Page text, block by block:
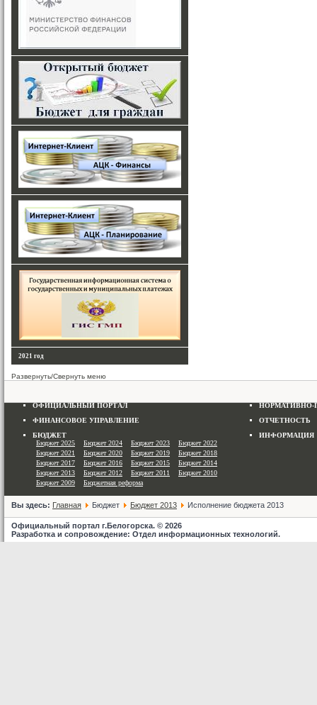
2021 год
Развернуть/Свернуть меню
ОФИЦИАЛЬНЫЙ ПОРТАЛ
ФИНАНСОВОЕ УПРАВЛЕНИЕ
БЮДЖЕТ
Бюджет 2025
Бюджет 2024 Бюджет 2023
Бюджет 2022
Бюджет 2021
Бюджет 2020 Бюджет 2019
Бюджет 2018
Бюджет 2017
Бюджет 2016 Бюджет 2015
Бюджет 2014
Бюджет 2013
Бюджет 2012 Бюджет 2011
Бюджет 2010
Бюджет 2009
Бюджетная реформа
НОРМАТИВНО-
ОТЧЕТНОСТЬ
ИНФОРМАЦИЯ
Вы здесь: Главная Бюджет Бюджет 2013 Исполнение бюджета 2013
Официальный портал г.Белогорска. © 2026
Разработка и сопровождение: Отдел информационных технологий.